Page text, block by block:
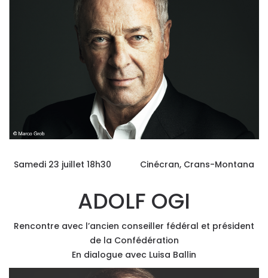
Samedi 23 juillet 18h30 Cinécran, Crans-Montana
ADOLF OGI
Rencontre avec l’ancien conseiller fédéral et président
de la Confédération
En dialogue avec Luisa Ballin